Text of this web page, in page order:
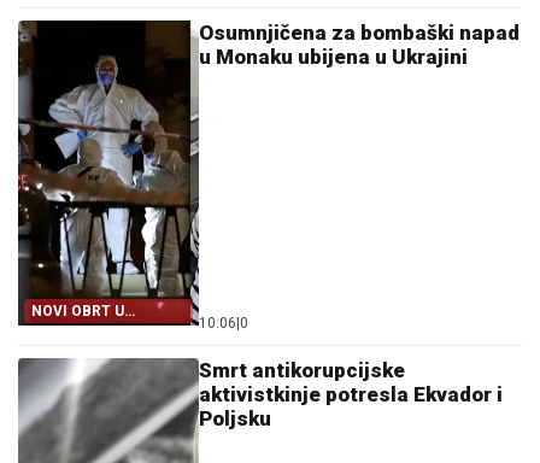
NOVI OBRT U
ISTRAZI NAPADA U
Osumnjičena za bombaški napad
u Monaku ubijena u Ukrajini
10:06 0
Smrt antikorupcijske
aktivistkinje potresla Ekvador i
Poljsku